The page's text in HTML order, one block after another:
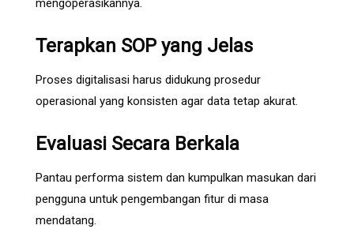
mengoperasikannya.
Terapkan SOP yang Jelas
Proses digitalisasi harus didukung prosedur
operasional yang konsisten agar data tetap akurat.
Evaluasi Secara Berkala
Pantau performa sistem dan kumpulkan masukan dari
pengguna untuk pengembangan fitur di masa
mendatang.